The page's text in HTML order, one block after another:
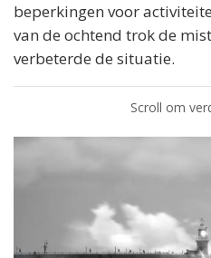
beperkingen voor
van de ochtend trok de
verbeterde de situatie.
Scroll om